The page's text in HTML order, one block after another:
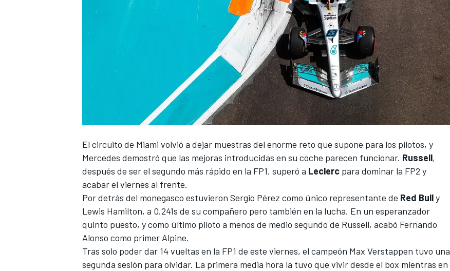
El circuito de Miami volvió a dejar muestras del enorme reto que supone para los pilotos, y
Mercedes demostró que las mejoras introducidas en su coche parecen funcionar. Russell,
después de ser el segundo más rápido en la FP1, superó a Leclerc para dominar la FP2 y
acabar el viernes al frente.
Por detrás del monegasco estuvieron Sergio Pérez como único representante de Red Bully
Lewis Hamilton, a 0.241s de su compañero pero también en la lucha. En un esperanzador
quinto puesto, y como último piloto a menos de medio segundo de Russell, acabó Fernando
Alonso como primer Alpine.
Tras solo poder dar 14 vueltas en la FP1 de este viernes, el campeón Max Verstappen tuvo una
segunda sesión para olvidar. La primera media hora la tuvo que vivir desde el box mientras en